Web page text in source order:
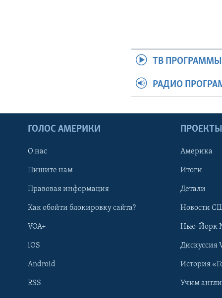
ТВ ПРОГРАММЫ
РАДИО
ГОЛОС АМЕРИКИ
О нас
Пишите нам
Правовая информация
Как обойти блокировку сайта?
VOA+
iOS
Android
RSS
ПРОЕКТЫ
Америка
Итоги
Детали
Новости
Нью-Йорк
Дискуссия
История
Учим